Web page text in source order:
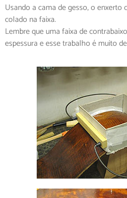
Usando a cama de gesso, o
colado na faixa.
Lembre que uma faixa de
espessura e esse trabalho é muito